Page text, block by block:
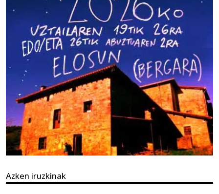
Azken iruzkinak